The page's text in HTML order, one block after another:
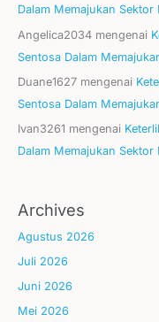
Dalam Memajukan Sektor
Angelica2034mengenai
Sentosa Dalam
Duane1627mengenai
Sentosa Dalam
Ivan3261 mengenai
Dalam Memajukan Sektor
Archives
Agustus 2026
Juli 2026
Juni 2026
Mei 2026